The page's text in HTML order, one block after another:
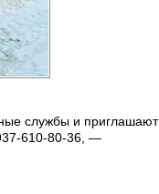
службы и приглашают
610-80-36, —